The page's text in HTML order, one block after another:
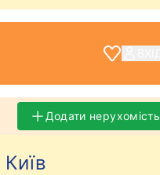
Додати нерухомість